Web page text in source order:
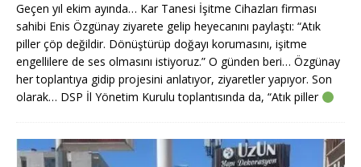
Geçen yıl ekim ayında… Kar Tanesi İşitme Cihazları firması
sahibi Enis Özgünay ziyarete gelip heyecanını paylaştı: “Atık
piller çöp değildir. Dönüştürüp doğayı korumasını, işitme
engellilere de ses olmasını istiyoruz.” O günden beri… Özgünay
her toplantıya gidip projesini anlatıyor, ziyaretler yapıyor. Son
olarak… DSP İl Yönetim Kurulu toplantısında da, “Atık piller